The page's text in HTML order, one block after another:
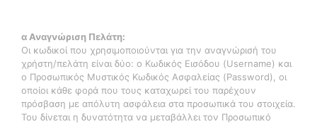
α Αναγνώριση Πελάτη:
Οι κωδικοί που χρησιμοποιούνται για την αναγνώρισή του
χρήστη/πελάτη είναι δύο: ο Κωδικός Εισόδου (Username) και
ο Προσωπικός Μυστικός Κωδικός Ασφαλείας (Password), οι
οποίοι κάθε φορά που τους καταχωρεί του παρέχουν
πρόσβαση με απόλυτη ασφάλεια στα προσωπικά του στοιχεία.
Του δίνεται η δυνατότητα να μεταβάλλει τον Προσωπικό